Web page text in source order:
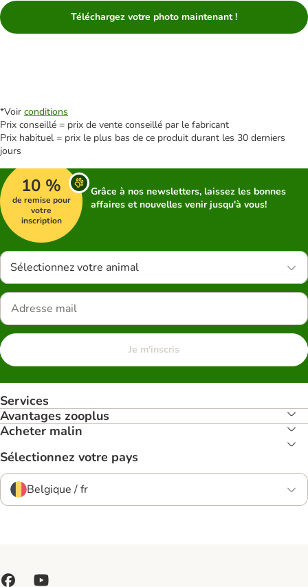
Téléchargez votre photo maintenant !
*Voir conditions
Prix conseillé = prix de vente conseillé par le fabricant
Prix habituel = prix le plus bas de ce produit durant les 30 derniers
jours
10 %
de remise pour
votre
inscription
Grâce à nos newsletters, laissez les bonnes
affaires et nouvelles venir jusqu'à vous!
Sélectionnez votre animal
Je m'inscris
Services
Avantages zooplus
Acheter malin
Sélectionnez votre pays
Belgique / fr